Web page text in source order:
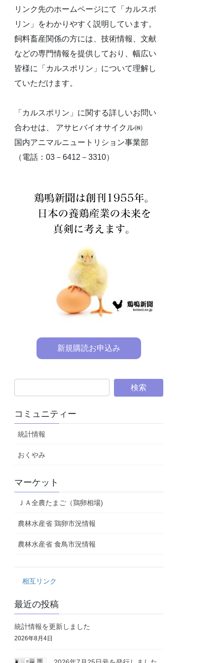
リンク先のホームページにて「カルスポ
リン」をわかりやすく説明しています。
飼料畜産関係の方には、技術情報、文献
などの専門情報を提供しており、幅広い
皆様に「カルスポリン」について理解し
ていただけます。
「カルスポリン」に関する詳しいお問い
合わせは、 アサヒバイオサイクル㈱
国内アニマルニュートリション事業部
（電話：03－6412－3310）
新規購読お申込み
コミュニティー
統計情報
おくやみ
マーケット
ＪＡ全農たまご（鶏卵相場)
農林水産省 鶏卵市況情報
農林水産省 食鳥市況情報
相互リンク
最近の投稿
統計情報を更新しました
2026年8月4日